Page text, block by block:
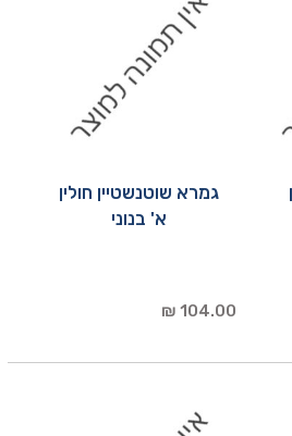
גמרא שוטנשטיין חולין
א' בנוני
104.00 ₪